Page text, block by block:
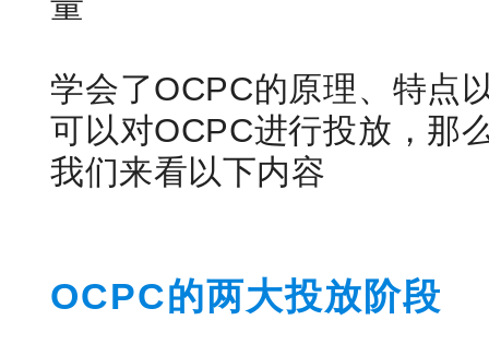
学会了OCPC的原理、特点
可以对OCPC进行投放，那
我们来看以下内容
OCPC的两大投放阶段